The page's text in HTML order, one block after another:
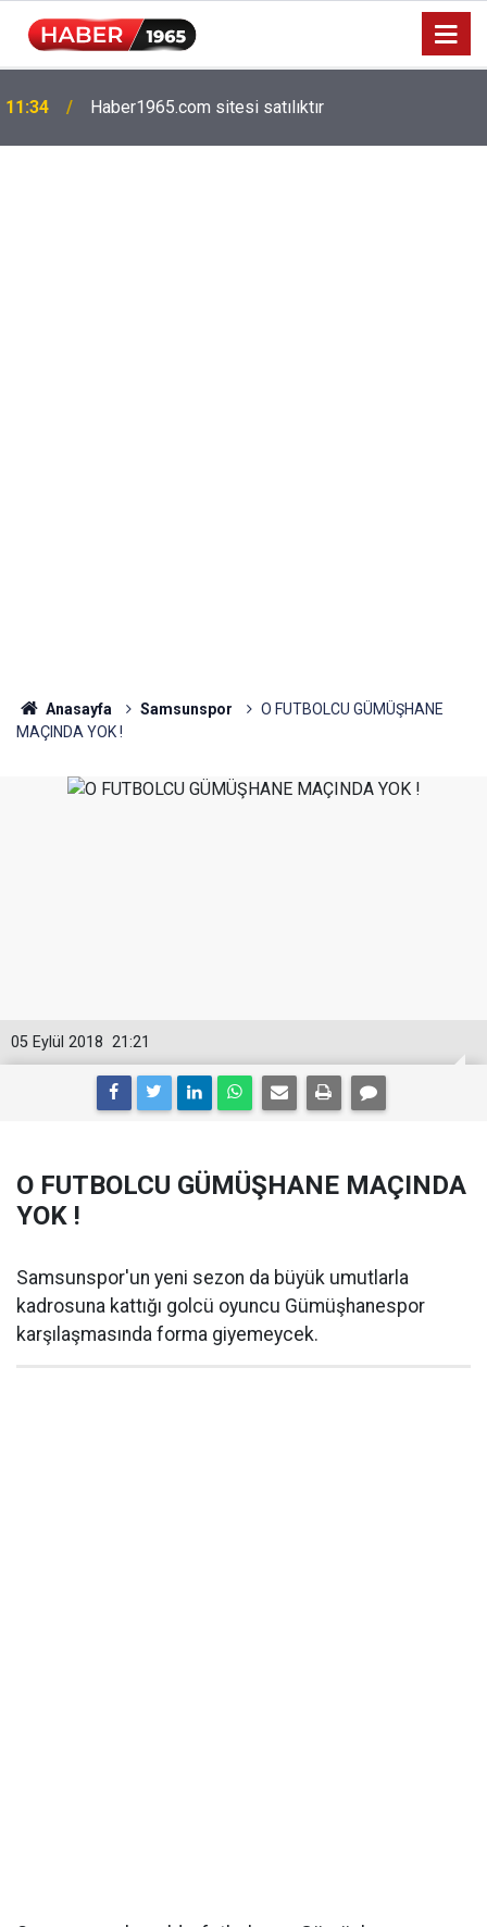
15:52
hesaplarda
Anasayfa Samsunspor
O FUTBOLCU GÜMÜŞHANE
MAÇINDA YOK !
21:21
05 Eylül 2018
O FUTBOLCU GÜMÜŞHANE MAÇINDA
YOK !
Samsunspor'un yeni sezon da büyük umutlarla
kadrosuna kattığı golcü oyuncu Gümüşhanespor
karşılaşmasında forma giyemeycek.